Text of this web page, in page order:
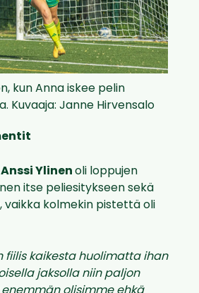
kun Anna iskee pelin
Kuvaaja: Janne Hirvensalo
Anssi Ylinen oli loppujen
itse peliesitykseen sekä
vaikka kolmekin pistettä oli
fiilis kaikesta huolimatta ihan
jaksolla niin paljon
olisimme ehkä